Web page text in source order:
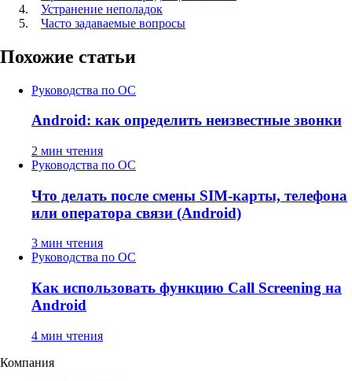
Устранение неполадок
Часто задаваемые вопросы
Похожие статьи
Руководства по ОС
Android: как определить неизвестные звонки
2 мин чтения
Руководства по ОС
Что делать после смены SIM-карты, телефона
или оператора связи (Android)
3 мин чтения
Руководства по ОС
Как использовать функцию Call Screening на
Android
4 мин чтения
Компания